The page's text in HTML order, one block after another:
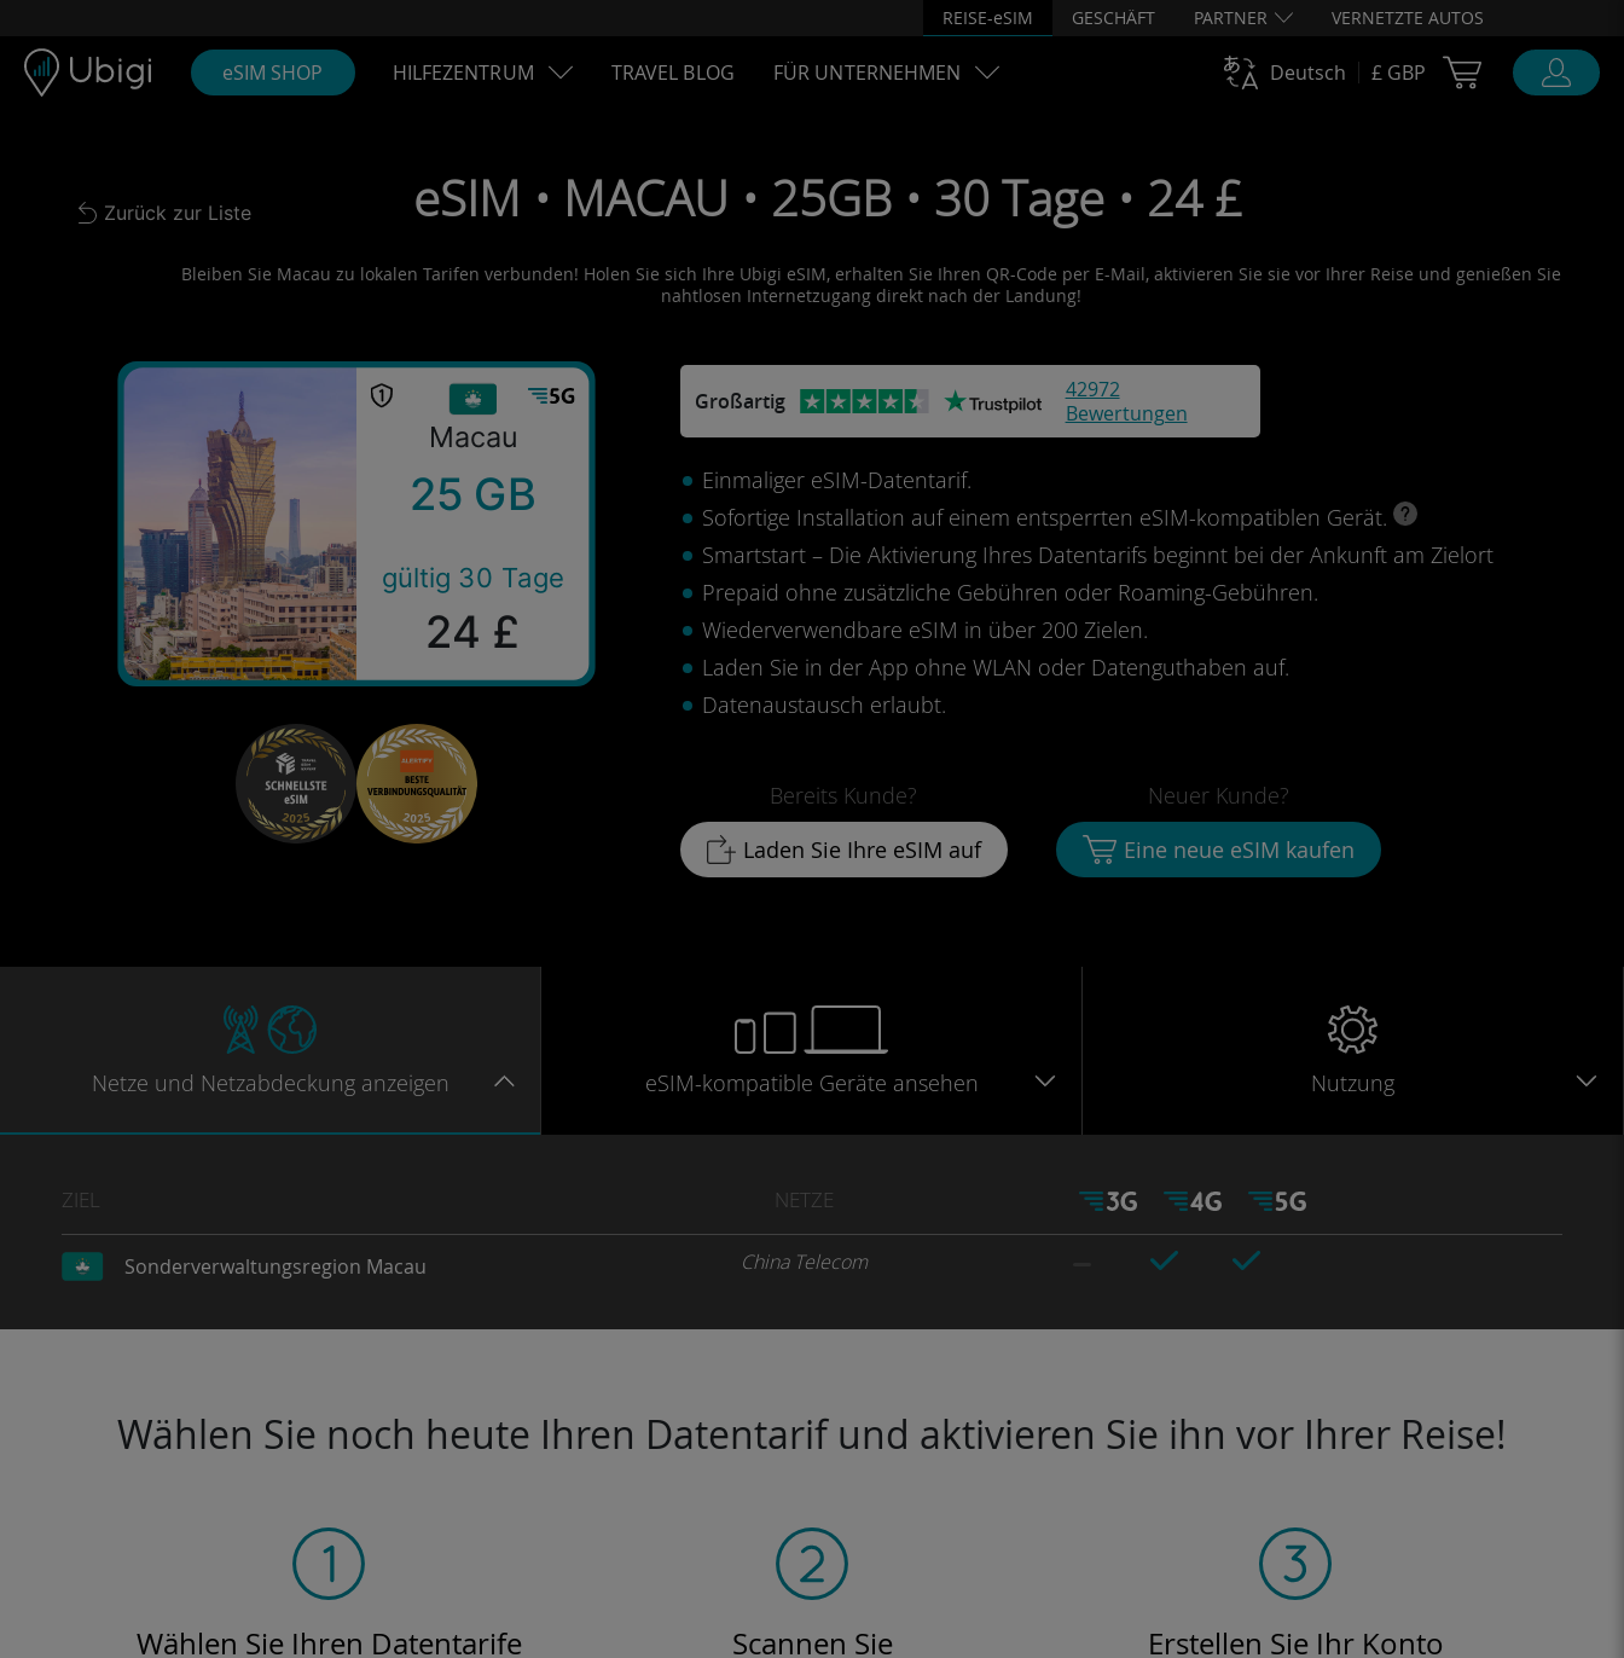
REISE-eSIM GESCHÄFT PARTNER VERNETZTE AUTOS
eSIM SHOP HILFEZENTRUM TRAVEL BLOG FÜR UNTERNEHMEN Deutsch £ GBP Cart Ubigi
Back to list
Zurück zur Liste eSIM • MACAU • 25GB • 30 Tage • 24 £
Bleiben Sie Macau zu lokalen Tarifen verbunden! Holen Sie sich Ihre Ubigi eSIM, erhalten Sie Ihren QR-Code per E-Mail, aktivieren Sie sie vor Ihrer Reise und genießen Sie
nahtlosen Internetzugang direkt nach der Landung!
Macau
25 GB
gültig 30 Tage
24 £
Großartig
42972
Bewertungen
Einmaliger eSIM-Datentarif.
Sofortige Installation auf einem entsperrten eSIM-kompatiblen Gerät.
Smartstart – Die Aktivierung Ihres Datentarifs beginnt bei der Ankunft am Zielort
Prepaid ohne zusätzliche Gebühren oder Roaming-Gebühren.
Wiederverwendbare eSIM in über 200 Zielen.
Laden Sie in der App ohne WLAN oder Datenguthaben auf.
Datenaustausch erlaubt.
Bereits Kunde?
Laden Sie Ihre eSIM auf
Neuer Kunde?
Eine neue eSIM kaufen
Netze und Netzabdeckung anzeigen eSIM-kompatible Geräte ansehen Nutzung
ZIEL NETZE
Sonderverwaltungsregion Macau China Telecom
Wählen Sie noch heute Ihren Datentarif und aktivieren Sie ihn vor Ihrer Reise!
Wählen Sie Ihren Datentarife
Scannen Sie
Erstellen Sie Ihr Konto